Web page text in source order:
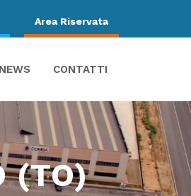
Area Riservata
NEWS CONTATTI
(TO)